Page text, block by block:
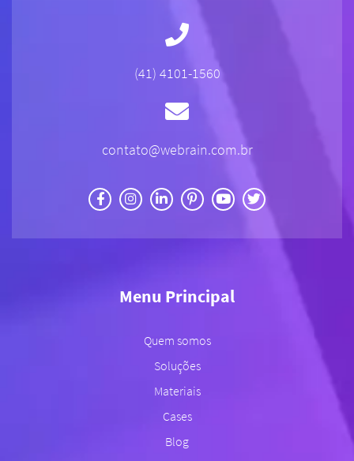
(41) 4101-1560
contato@webrain.com.br
Menu Principal
Quem somos
Soluções
Materiais
Cases
Blog